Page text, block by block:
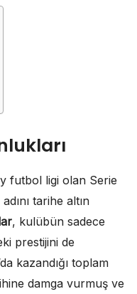
futbol ligi olan Serie
tarihe altın
, kulübün sadece
prestijini de
kazandığı toplam
damga vurmuş ve